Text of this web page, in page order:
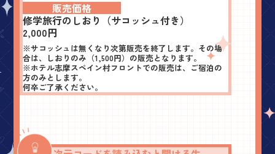
販売価格
修学旅行のしおり（サコッシュ付き）
2,000円
※サコッシュは無くなり次第販売を終了します。 その場
合は、しおりのみ（1,500円）の販売となります。
※ホテル志摩スペイン村フロントでの販売は、ご宿泊の
方のみとします。
何卒ご了承ください。